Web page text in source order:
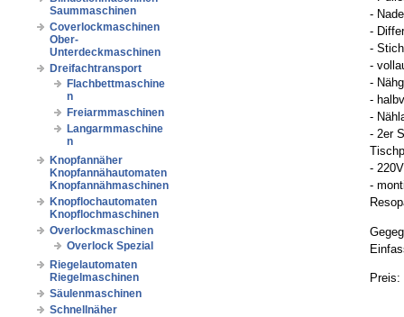
Saummaschinen
Coverlockmaschinen
Ober-
Unterdeckmaschinen
Dreifachtransport
Flachbettmaschine
n
Freiarmmaschinen
Langarmmaschine
n
Knopfannäher
Knopfannähautomaten
Knopfannähmaschinen
Knopflochautomaten
Knopflochmaschinen
Overlockmaschinen
Overlock Spezial
Riegelautomaten
Riegelmaschinen
Säulenmaschinen
Schnellnäher
-
-
-
-
-
-
-
- 2er
-
-
Preis: